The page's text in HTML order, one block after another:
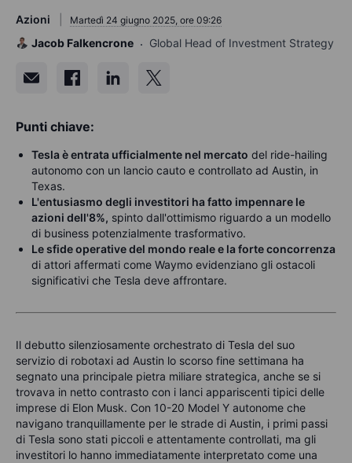
Azioni Martedì 24 giugno 2025, ore 09:26
Jacob Falkencrone Global Head of Investment Strategy
Punti chiave:
Tesla è entrata ufficialmente nel mercato del ride-hailing
autonomo con un lancio cauto e controllato ad Austin, in
Texas.
L'entusiasmo degli investitori ha fatto impennare le
azioni dell'8%, spinto dall'ottimismo riguardo a un modello
di business potenzialmente trasformativo.
Le sfide operative del mondo reale e la forte concorrenza
di attori affermati come Waymo evidenziano gli ostacoli
significativi che Tesla deve affrontare.
Il debutto silenziosamente orchestrato di Tesla del suo
servizio di robotaxi ad Austin lo scorso fine settimana ha
segnato una principale pietra miliare strategica, anche se si
trovava in netto contrasto con i lanci appariscenti tipici delle
imprese di Elon Musk. Con 10-20 Model Y autonome che
navigano tranquillamente per le strade di Austin, i primi passi
di Tesla sono stati piccoli e attentamente controllati, ma gli
investitori lo hanno immediatamente interpretato come una